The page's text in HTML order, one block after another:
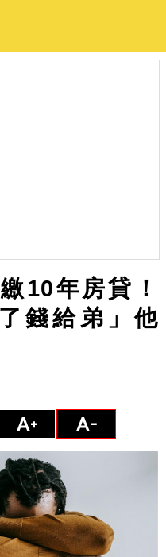
10年房貸！
錢給弟」他